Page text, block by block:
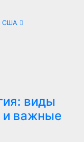
США
виды
и важные